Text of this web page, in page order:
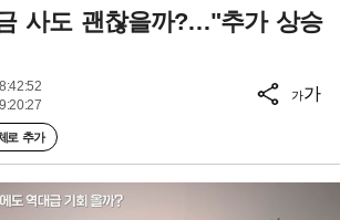
사도 괜찮을까?…"추가 상승
로 추가
가가